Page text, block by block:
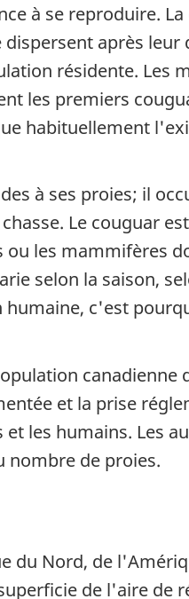
à se reproduire.
après leur
résidente. Les
les premiers
habituellement
à ses proies; il
Le couguar
les mammifères
selon la saison,
c'est
et la prise
les humains. Les
nombre de proies.
du Nord, de
de l'aire de